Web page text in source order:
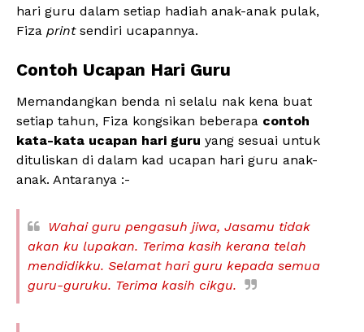
hari guru dalam setiap hadiah anak-anak pulak,
Fiza printsendiri ucapannya.
Contoh Ucapan Hari Guru
Memandangkan benda ni selalu nak kena buat
setiap tahun, Fiza kongsikan beberapa contoh
kata-kata ucapan hari guru yang sesuai untuk
dituliskan di dalam kad ucapan hari guru anak-
anak. Antaranya :-
Wahai guru pengasuh jiwa, Jasamu tidak
akan ku lupakan. Terima kasih kerana telah
mendidikku. Selamat hari guru kepada semua
guru-guruku. Terima kasih cikgu.